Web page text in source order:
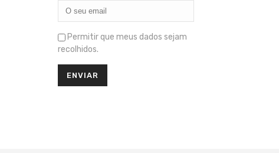
Permitir que meus dados sejam
recolhidos.